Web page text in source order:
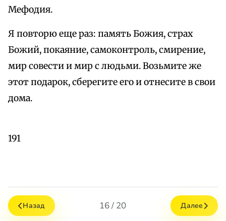
Мефодия.
Я повторю еще раз: память Божия, страх
Божий, покаяние, самоконтроль, смирение,
мир совести и мир с людьми. Возьмите же
этот подарок, сберегите его и отнесите в свои
дома.
191
Назад 16 / 20 Далее